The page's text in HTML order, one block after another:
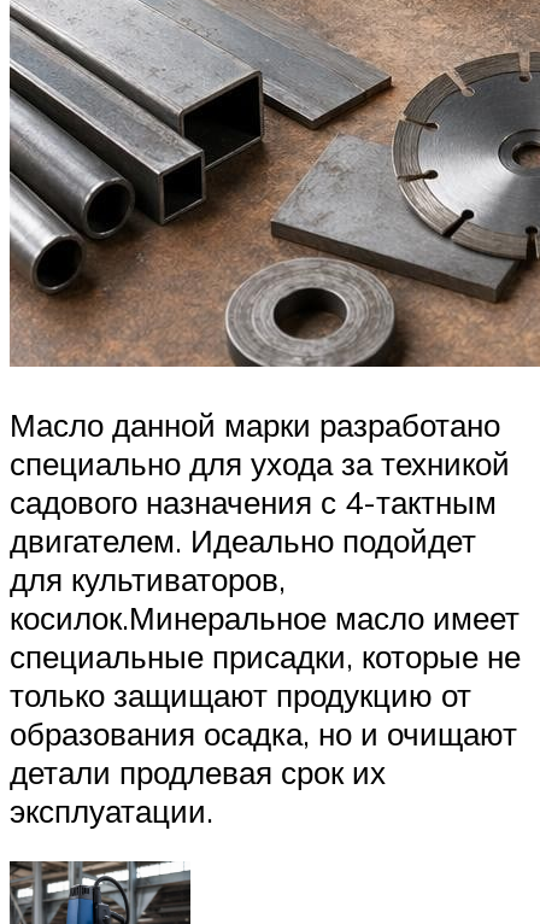
Масло данной марки разработано
специально для ухода за техникой
садового назначения с 4-тактным
двигателем. Идеально подойдет
для культиваторов,
косилок.Минеральное масло имеет
специальные присадки, которые не
только защищают продукцию от
образования осадка, но и очищают
детали продлевая срок их
эксплуатации.